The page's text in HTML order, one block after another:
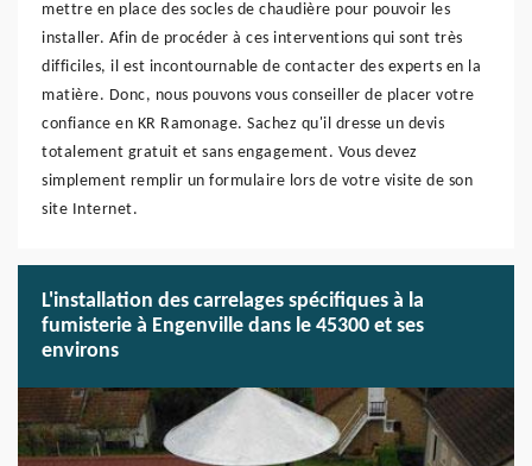
mettre en place des socles de chaudière pour pouvoir les
installer. Afin de procéder à ces interventions qui sont très
difficiles, il est incontournable de contacter des experts en la
matière. Donc, nous pouvons vous conseiller de placer votre
confiance en KR Ramonage. Sachez qu'il dresse un devis
totalement gratuit et sans engagement. Vous devez
simplement remplir un formulaire lors de votre visite de son
site Internet.
L'installation des carrelages spécifiques à la
fumisterie à Engenville dans le 45300 et ses
environs